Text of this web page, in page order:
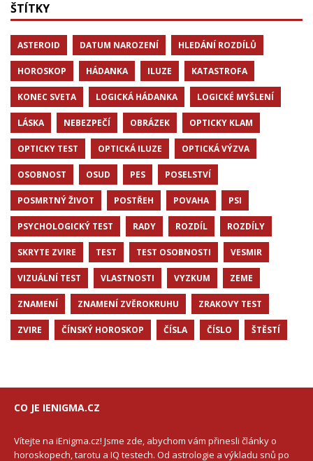
ŠTÍTKY
ASTEROID DATUM NAROZENÍ HLEDÁNÍ ROZDÍLŮ
HOROSKOP HÁDANKA ILUZE KATASTROFA
KONEC SVETA LOGICKÁ HÁDANKA LOGICKÉ MYŠLENÍ
LÁSKA NEBEZPEČÍ OBRÁZEK OPTICKY KLAM
OPTICKY TEST OPTICKÁ ILUZE OPTICKÁ VÝZVA
OSOBNOST OSUD PES POSELSTVÍ
POSMRTNÝ ŽIVOT POSTŘEH POVAHA PSI
PSYCHOLOGICKÝ TEST RADY ROZDÍL ROZDÍLY
SKRYTE ZVIRE TEST TEST OSOBNOSTI VESMIR
VIZUÁLNÍ TEST VLASTNOSTI VYZKUM ZEME
ZNAMENÍ ZNAMENÍ ZVĚROKRUHU ZRAKOVY TEST
ZVIRE ČÍNSKÝ HOROSKOP ČÍSLA ČÍSLO ŠTĚSTÍ
CO JE IENIGMA.CZ
Vítejte na iEnigma.cz! Jsme zde, abychom vám přinesli články o
horoskopech, tarotu a IQ testech. Od astrologie a výkladu snů po